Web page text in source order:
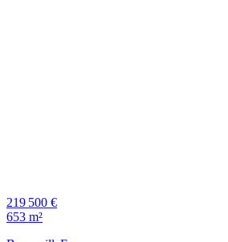
219 500 €
653 m²